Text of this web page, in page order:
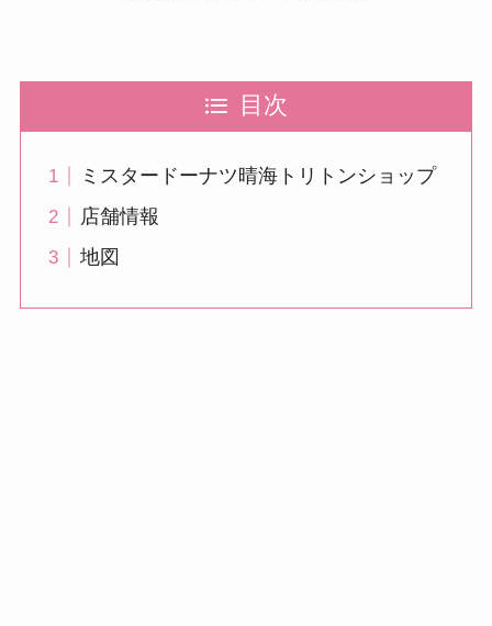
目次
ミスタードーナツ晴海トリトンショップ
店舗情報
地図